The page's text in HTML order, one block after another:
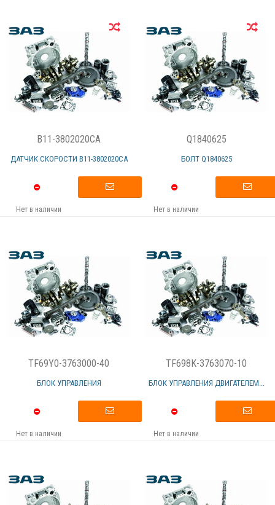
B11-3802020CA
ДАТЧИК СКОРОСТИ B11-3802020CА
Нет в наличии
Q1840625
БОЛТ Q1840625
Нет в наличии
TF69Y0-3763000-40
БЛОК УПРАВЛЕНИЯ
Нет в наличии
TF698K-3763070-10
БЛОК УПРАВЛЕНИЯ ДВИГАТЕЛЕМ...
Нет в наличии